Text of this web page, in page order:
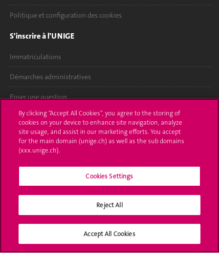
Politique et configuration des cookies
S'inscrire à l'UNIGE
Immatriculations
Démarches administratives
Poser une question
L'UNIGE vous informe
UNIGE Mobile
Bibliothèque
Médias sociaux UNIGE
By clicking “Accept All Cookies”, you agree to the storing of
cookies on your device to enhance site navigation, analyze
site usage, and assist in our marketing efforts. You accept
for the main domain (unige.ch) as well as the sub domains
(xxx.unige.ch).
Cookies Settings
Reject All
Accept All Cookies